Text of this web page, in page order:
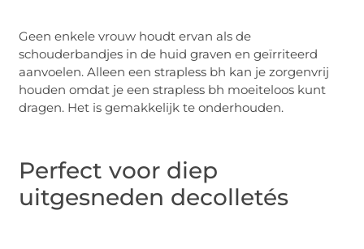
Geen enkele vrouw houdt ervan als de
schouderbandjes in de huid graven en geïrriteerd
aanvoelen. Alleen een strapless bh kan je zorgenvrij
houden omdat je een strapless bh moeiteloos kunt
dragen. Het is gemakkelijk te onderhouden.
Perfect voor diep
uitgesneden decolletés